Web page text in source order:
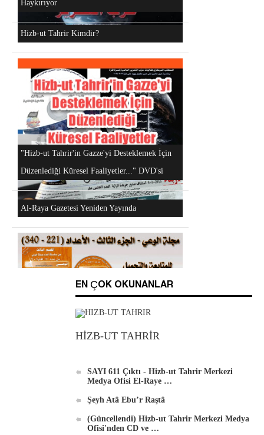
Al-Raya Gazetesi Yeniden Yayında
Hizb-ut Tahrir Merkezi Medya Ofisi'nden
Android Cihazlar İçin Anayasa Tasarısı
Uygulaması
"Hizb-ut Tahrir'in Gazze'yi Desteklemek İçin
Düzenlediği Küresel Faaliyetler..." DVD'si
Haykırıyor
EN ÇOK OKUNANLAR
HİZB-UT TAHRİR
SAYI 611 Çıktı - Hizb-ut Tahrir Merkezi
Medya Ofisi El-Raye …
Şeyh Atâ Ebu’r Raştâ
(Güncellendi) Hizb-ut Tahrir Merkezi Medya
Ofisi'nden CD ve …